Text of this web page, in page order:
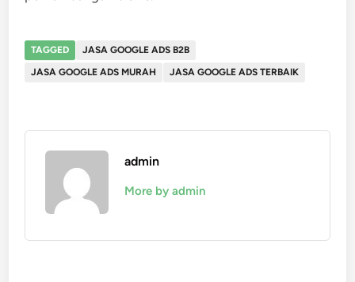
TAGGED
JASA GOOGLE ADS B2B
JASA GOOGLE ADS MURAH
JASA GOOGLE ADS TERBAIK
admin
More by admin